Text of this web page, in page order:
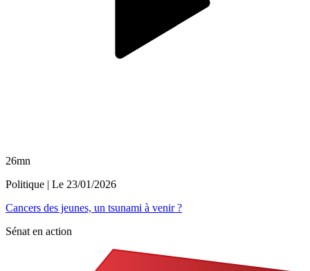
26mn
Politique | Le 23/01/2026
Cancers des jeunes, un tsunami à venir ?
Sénat en action